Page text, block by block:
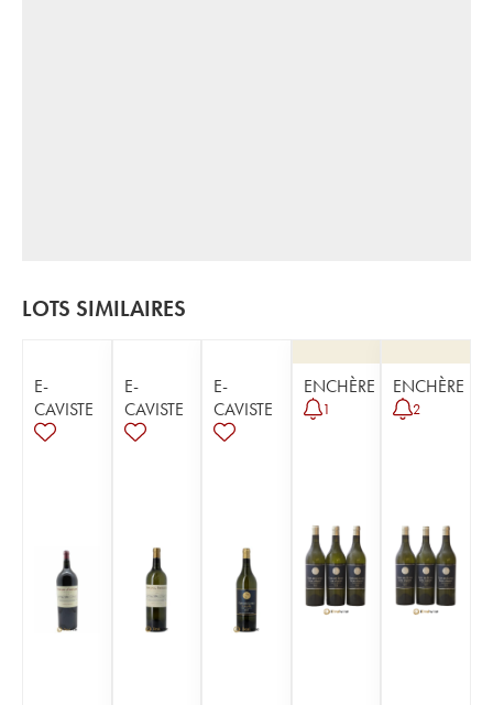
LOTS SIMILAIRES
E-
CAVISTE
E-
CAVISTE
E-
CAVISTE
ENCHÈRE
1
ENCHÈRE
2